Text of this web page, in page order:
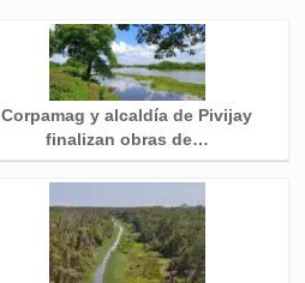
Corpamag y alcaldía de Pivijay
finalizan obras de…